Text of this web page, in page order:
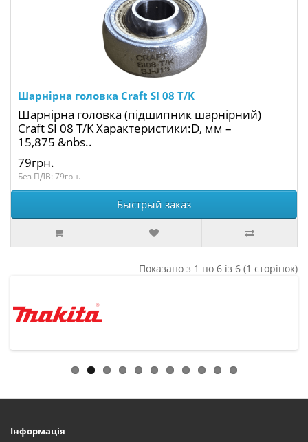
Шарнірна головка Craft SI 08 T/K
Шарнірна головка (підшипник шарнірний)
Craft SI 08 T/K Характеристики:D, мм –
15,875 &nbs..
79грн.
Без ПДВ: 79грн.
Быстрый заказ
Показано з 1 по 6 із 6 (1 сторінок)
Інформація